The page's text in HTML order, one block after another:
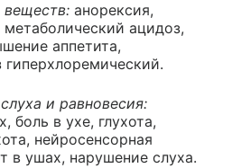
анорексия,
ацидоз,
аппетита,
и равновесия:
боль в ухе, глухота,
нейросенсорная
в ушах, нарушение слуха.